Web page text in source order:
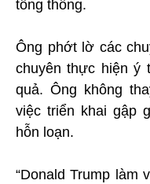
tổng thống.
Ông phớt lờ các
chuyên thực hiện ý
quả. Ông không
việc triển khai gập
hỗn loạn.
“Donald Trump làm